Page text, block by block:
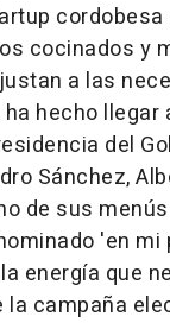
cordobesa
cocinados y
a las
hecho llegar
del
Sánchez,
de sus
'en mi
energía que
campaña